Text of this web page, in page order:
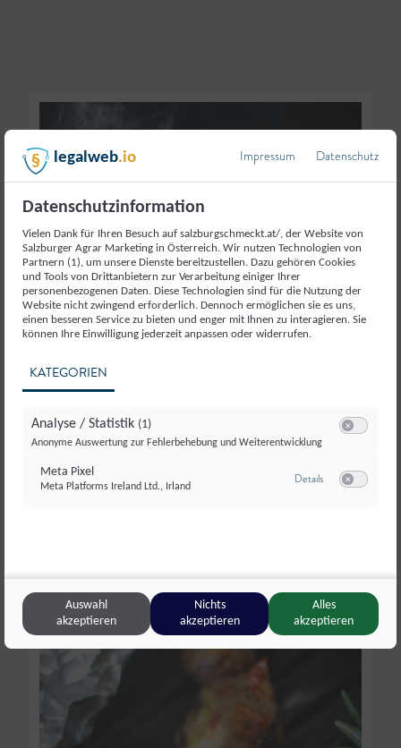
legalweb.io Impressum Datenschutz
Datenschutzinformation
Vielen Dank für Ihren Besuch auf salzburgschmeckt.at/, der Website von
Salzburger Agrar Marketing in Österreich. Wir nutzen Technologien von
Partnern (1), um unsere Dienste bereitzustellen. Dazu gehören Cookies
und Tools von Drittanbietern zur Verarbeitung einiger Ihrer
personenbezogenen Daten. Diese Technologien sind für die Nutzung der
Website nicht zwingend erforderlich. Dennoch ermöglichen sie es uns,
einen besseren Service zu bieten und enger mit Ihnen zu interagieren. Sie
können Ihre Einwilligung jederzeit anpassen oder widerrufen.
KATEGORIEN
Analyse / Statistik (1)
Anonyme Auswertung zur Fehlerbehebung und Weiterentwicklung
Meta Pixel
Meta Platforms Ireland Ltd., Irland
Detailszu Meta Pixel
Auswahl
akzeptieren
Nichts
akzeptieren
Alles
akzeptieren